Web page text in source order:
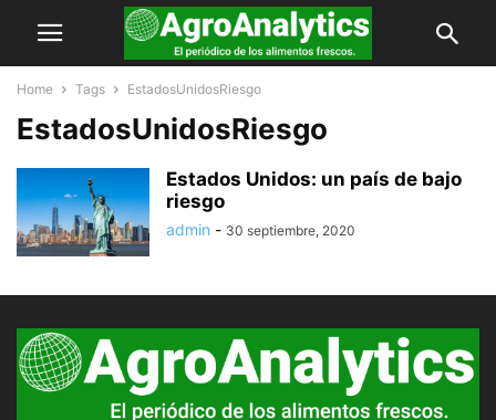
Home Tags EstadosUnidosRiesgo
EstadosUnidosRiesgo
Estados Unidos: un país de bajo
riesgo
admin - 30 septiembre, 2020